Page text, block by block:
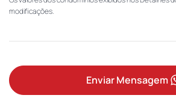
modificações.
Enviar Mensagem